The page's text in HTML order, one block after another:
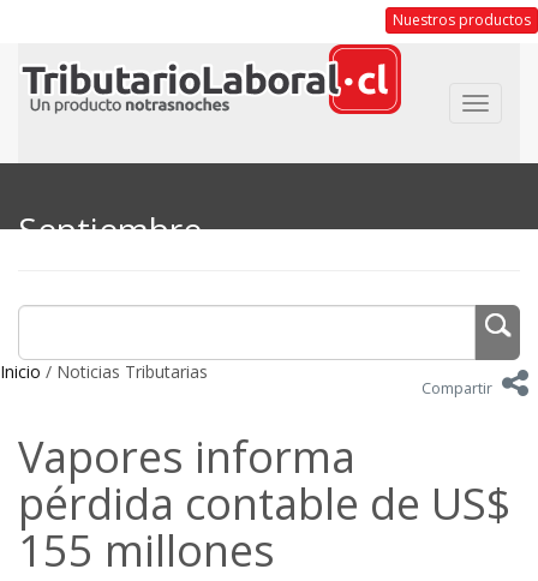
Nuestros productos
Toggle
Septiembre
Inicio / Noticias Tributarias
Compartir
Vapores informa
pérdida contable de US$
155 millones